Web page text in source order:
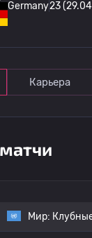
Germany23
Карьера
Мир: